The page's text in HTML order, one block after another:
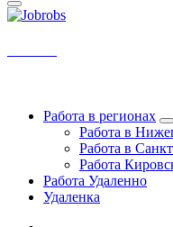
Работа в регионах
Работа в
Работа в
Работа
Работа Удаленно
Удаленка